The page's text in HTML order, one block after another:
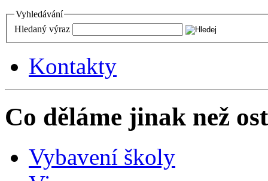
Vyhledávání
Hledaný výraz
Kontakty
Co děláme jinak než
Vybavení školy